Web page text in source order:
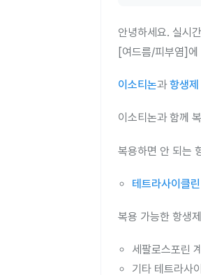
안녕하세요. 실시
[여드름/피부염]에
이소티논과항생제
이소티논과 함께
복용하면 안 되는
테트라사이클린
복용 가능한 항생
세팔로스포린
기타 테트라사